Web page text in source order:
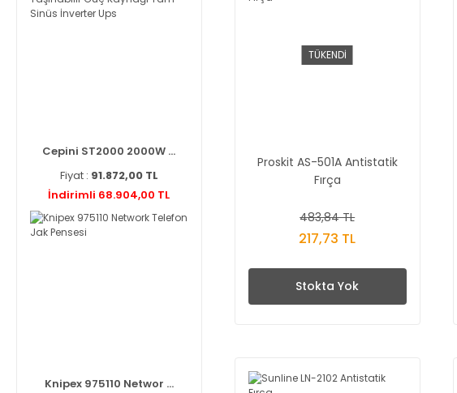
Cepini ST2000 2000W ...
Fiyat : 91.872,00 TL
İndirimli 68.904,00 TL
Knipex 975110 Networ ...
TÜKENDİ
Proskit AS-501A Antistatik
Fırça
483,84 TL
217,73 TL
Stokta Yok